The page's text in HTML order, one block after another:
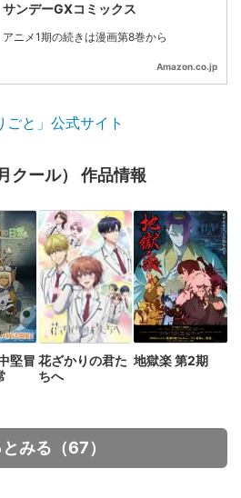
サンデーGXコミックス
アニメ1期の続きは漫画第8巻から
Amazon.co.jp
ごと」公式サイト
クール） 作品情報
堅冒 花ざかりの君た
ちへ
地獄楽 第2期
みる（67）